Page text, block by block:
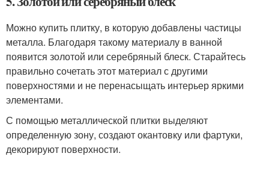
Можно купить плитку, в которую добавлены частицы
металла. Благодаря такому материалу в ванной
появится золотой или серебряный блеск. Старайтесь
правильно сочетать этот материал с другими
поверхностями и не перенасыщать интерьер яркими
элементами.
С помощью металлической плитки выделяют
определенную зону, создают окантовку или фартуки,
декорируют поверхности.